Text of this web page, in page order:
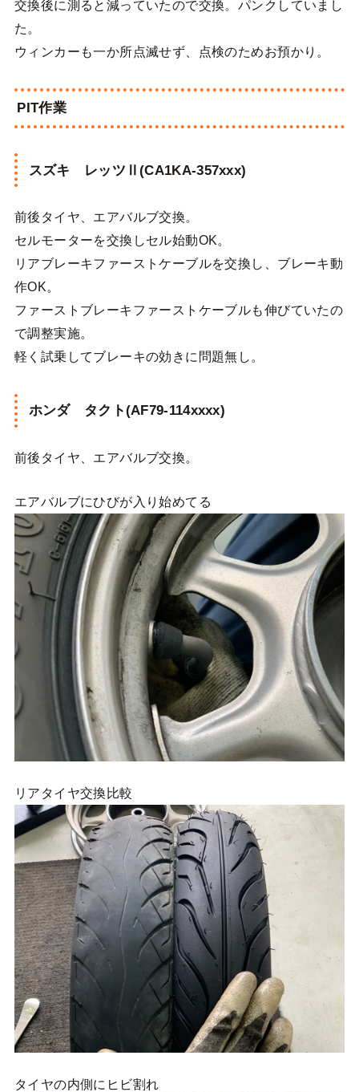
交換後に測ると減っていたので交換。パンクしていまし
た。
ウィンカーも一か所点滅せず、点検のためお預かり。
PIT作業
スズキ レッツⅡ(CA1KA-357xxx)
前後タイヤ、エアバルブ交換。
セルモーターを交換しセル始動OK。
リアブレーキファーストケーブルを交換し、ブレーキ動
作OK。
ファーストブレーキファーストケーブルも伸びていたの
で調整実施。
軽く試乗してブレーキの効きに問題無し。
ホンダ タクト(AF79-114xxxx)
前後タイヤ、エアバルブ交換。
エアバルブにひびが入り始めてる
リアタイヤ交換比較
タイヤの内側にヒビ割れ